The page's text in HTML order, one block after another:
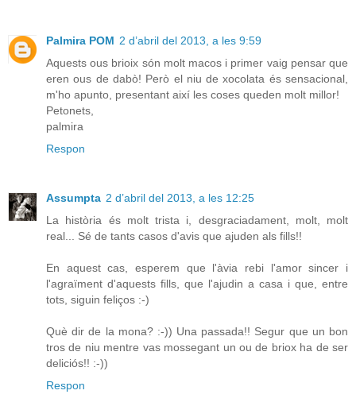
Palmira POM 2 d’abril del 2013, a les 9:59
Aquests ous brioix són molt macos i primer vaig pensar que
eren ous de dabò! Però el niu de xocolata és sensacional,
m'ho apunto, presentant així les coses queden molt millor!
Petonets,
palmira
Respon
Assumpta 2 d’abril del 2013, a les 12:25
La història és molt trista i, desgraciadament, molt, molt
real... Sé de tants casos d'avis que ajuden als fills!!
En aquest cas, esperem que l'àvia rebi l'amor sincer i
l'agraïment d'aquests fills, que l'ajudin a casa i que, entre
tots, siguin feliços :-)
Què dir de la mona? :-)) Una passada!! Segur que un bon
tros de niu mentre vas mossegant un ou de briox ha de ser
deliciós!! :-))
Respon